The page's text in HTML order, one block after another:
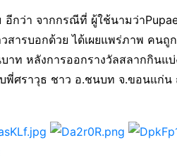
อีกว่า จากกรณีที่ ผู้ใช้นามว่า
รบอกด้วย ได้เผยแพร่ภาพ คนถูก
ท หลังการออกรางวัลสลากกินแบ่
ศราวุธ ชาว อ.ชนบท จ.ขอนแก่น